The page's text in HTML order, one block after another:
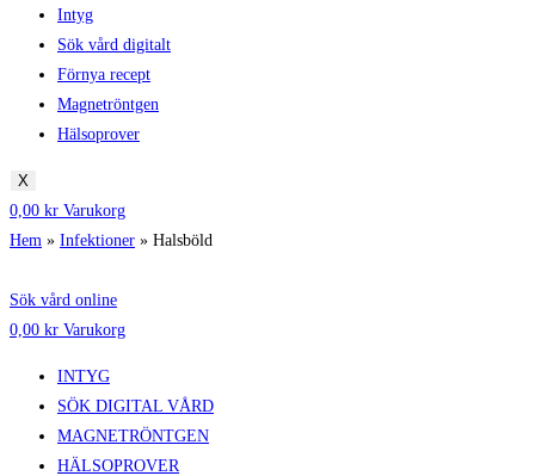
Intyg
Sök vård digitalt
Förnya recept
Magnetröntgen
Hälsoprover
X
0,00 kr Varukorg
Hem » Infektioner » Halsböld
Sök vård online
0,00 kr Varukorg
INTYG
SÖK DIGITAL VÅRD
MAGNETRÖNTGEN
HÄLSOPROVER